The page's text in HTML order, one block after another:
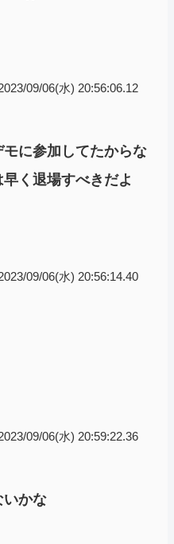
09/06(水) 20:56:06.12
に参加してたからな
く退場すべきだよ
09/06(水) 20:56:14.40
09/06(水) 20:59:22.36
いかな